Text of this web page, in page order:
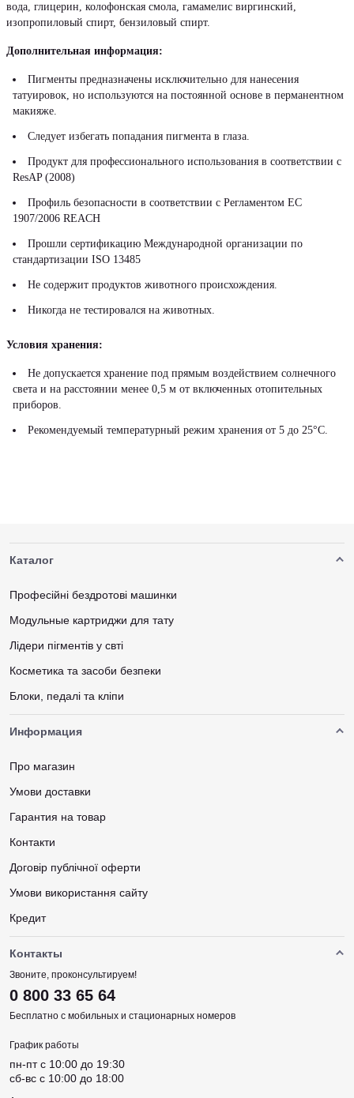
вода, глицерин, колофонская смола, гамамелис виргинский,
изопропиловый спирт, бензиловый спирт.
Дополнительная информация:
Пигменты предназначены исключительно для нанесения
татуировок, но используются на постоянной основе в перманентном
макияже.
Следует избегать попадания пигмента в глаза.
Продукт для профессионального использования в соответствии с
ResAP (2008)
Профиль безопасности в соответствии с Регламентом ЕС
1907/2006 REACH
Прошли сертификацию Международной организации по
стандартизации ISO 13485
Не содержит продуктов животного происхождения.
Никогда не тестировался на животных.
Условия хранения:
Не допускается хранение под прямым воздействием солнечного
света и на расстоянии менее 0,5 м от включенных отопительных
приборов.
Рекомендуемый температурный режим хранения от 5 до 25°С.
Каталог
Професійні бездротові машинки
Модульные картриджи для тату
Лідери пігментів у свті
Косметика та засоби безпеки
Блоки, педалі та кліпи
Информация
Про магазин
Умови доставки
Гарантия на товар
Контакти
Договір публічної оферти
Умови використання сайту
Кредит
Контакты
Звоните, проконсультируем!
0 800 33 65 64
Бесплатно с мобильных и стационарных номеров
График работы
пн-пт c 10:00 до 19:30
сб-вс c 10:00 до 18:00